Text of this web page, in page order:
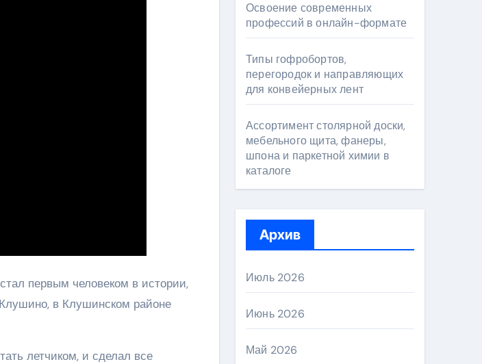
первым человеком в истории,
в Клушинском районе
летчиком, и сделал все
Освоение современных
профессий в онлайн-формате
Типы гофробортов,
перегородок и направляющих
для конвейерных лент
Ассортимент столярной доски,
мебельного щита, фанеры,
шпона и паркетной химии в
каталоге
Архив
Июль 2026
Июнь 2026
Май 2026